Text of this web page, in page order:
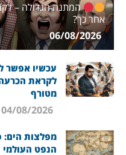
המתנה הגדולה –
אחר כך?
06/08/2026
עכשיו אפשר
לקראת
מטורף
מפלצות הים:
הנפט